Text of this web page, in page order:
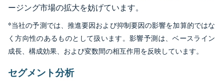
ージング市場の拡大を妨げています。
*当社の予測では、推進要因および抑制要因の影響を加算的ではな
く方向性のあるものとして扱います。影響予測は、ベースライン
成長、構成効果、および変数間の相互作用を反映しています。
セグメント分析